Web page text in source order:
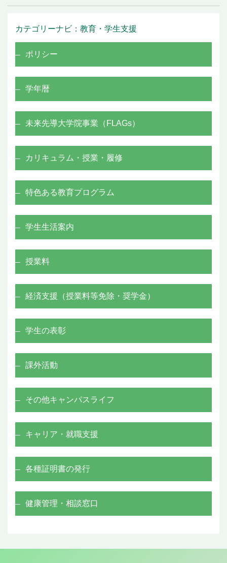
カテゴリーナビ：教育・学生支援
ポリシー
学年暦
未来先導大学院事業（FLAGs）
カリキュラム・授業・履修
特色ある教育プログラム
学生生活案内
授業料
経済支援（授業料等免除・奨学金）
学生の表彰
課外活動
その他キャンパスライフ
キャリア・就職支援
各種証明書の発行
健康管理・相談窓口